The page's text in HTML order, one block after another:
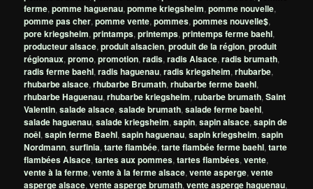
ferme,pomme haguenau,pomme kriegsheim,pomme nouvelle,
pomme pas cher,pomme vente,pommes,pommes nouvelle$,
pore kriegsheim,printamps,printemps,printemps ferme baehl,
producteur alsace,produit alsacien,produit de la région,produit
régionaux,promo,promotion,radis,radis Alsace,radis brumath,
radis ferme baehl,radis haguenau,radis kriegsheim,rhubarbe,
rhubarbe alsace,rhubarbe Brumath,rhubarbe ferme baehl,
rhubarbe Haguenau,rhubarbe kriegsheim,rubarbe brumath,Saint
Valentin,salade alsace,salade brumath,salade ferme baehl,
salade haguenau,salade kriegsheim,sapin,sapin alsace,sapin de
noêl,sapin ferme Baehl,sapin haguenau,sapin kriegsheim,sapin
Nordmann,surfinia,tarte flambée,tarte flambée ferme baehl,tarte
flambées Alsace,tartes aux pommes,tartes flambées,vente,
vente à la ferme,vente à la ferme alsace,vente asperge,vente
asperge alsace,vente asperge brumath,vente asperge haguenau,